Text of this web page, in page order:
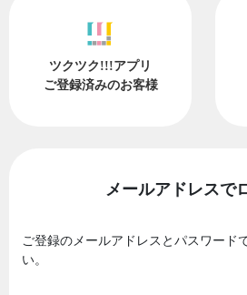
ツクツク!!!アプリ
ご登録済みのお客様
メールアドレスで
ご登録のメールアドレスとパスワード
い。